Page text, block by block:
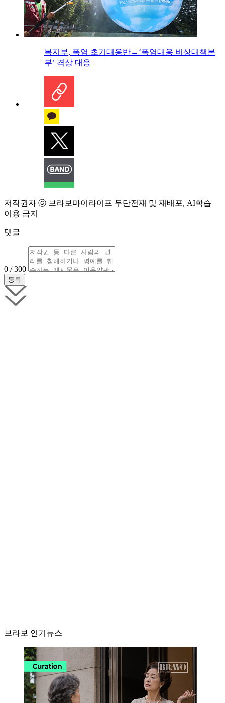
복지부, 폭염 초기대응반→‘폭염대응 비상대책본
부’ 격상 대응
저작권자 ⓒ 브라보마이라이프 무단전재 및 재배포, AI학습
이용 금지
댓글
0 / 300
브라보 인기뉴스